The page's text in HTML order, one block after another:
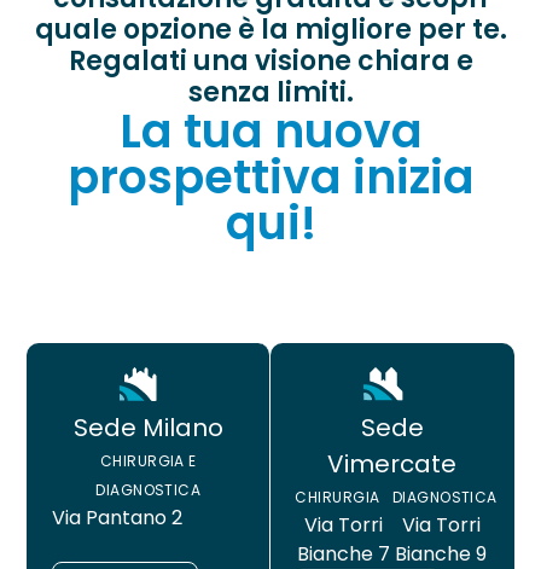
quale opzione è la migliore per te.
Regalati una visione chiara e
senza limiti.
La tua nuova
prospettiva inizia
qui!
Sede Milano
CHIRURGIA E
DIAGNOSTICA
Via Pantano 2
Sede
Vimercate
CHIRURGIA
Via Torri
Bianche 7
DIAGNOSTICA
Via Torri
Bianche 9